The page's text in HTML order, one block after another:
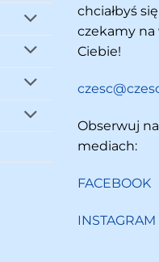
chciałbyś
czekamy na
Ciebie!
Obserwuj
mediach:
FACEBOOK
INSTAGRAM